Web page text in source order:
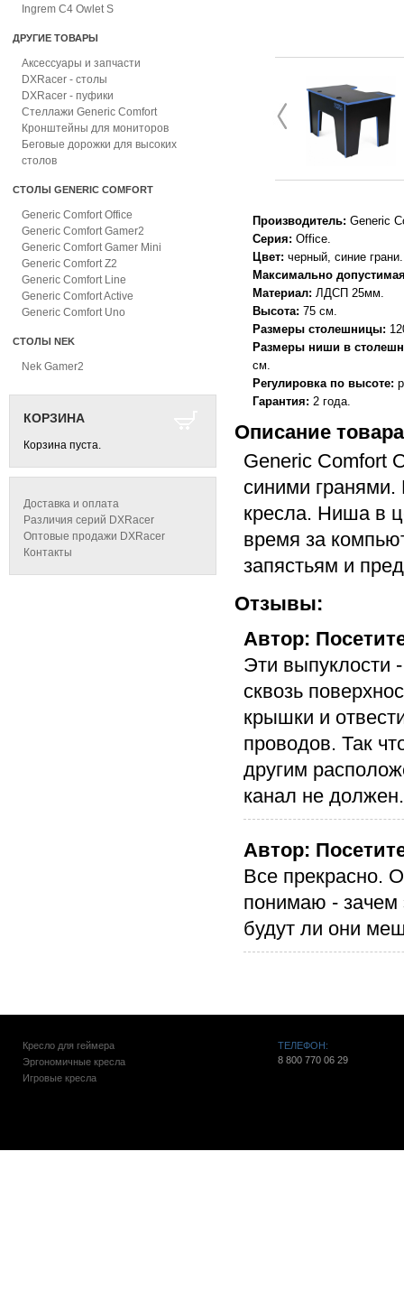
Ingrem C4 Owlet S
ДРУГИЕ ТОВАРЫ
Аксессуары и запчасти
DXRacer - столы
DXRacer - пуфики
Стеллажи Generic Comfort
Кронштейны для мониторов
Беговые дорожки для высоких
столов
СТОЛЫ GENERIC COMFORT
Generic Comfort Office
Generic Comfort Gamer2
Generic Comfort Gamer Mini
Generic Comfort Z2
Generic Comfort Line
Generic Comfort Active
Generic Comfort Uno
СТОЛЫ NEK
Nek Gamer2
КОРЗИНА
Корзина пуста.
Доставка и оплата
Различия серий DXRacer
Оптовые продажи DXRacer
Контакты
Производитель: Generic
Серия: Office
Цвет: черный, синие грани
Максимально
Материал: ЛДСП 25мм
Высота: 75 см
Размеры столешницы:
Размеры ниши в
см
Регулировка по высоте:
Гарантия: 2 года
Описание товара
Generic Comfort
синими гранями.
кресла. Ниша в
время за
запястьям и
Отзывы:
Автор:
Эти выпуклости
сквозь
крышки и
проводов. Так
другим
канал не должен.
Автор:
Все прекрасно.
понимаю - зачем
будут ли они
Кресло для геймера
Эргономичные кресла
Игровые кресла
ТЕЛЕФОН:
8 800 770 06 29